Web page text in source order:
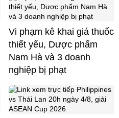
Vi phạm kê khai giá thuốc
thiết yếu, Dược phẩm
Nam Hà và 3 doanh
nghiệp bị phạt